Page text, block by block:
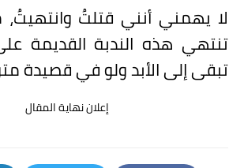
لا يهمني أنني قتلتُ
تنتهي هذه الندبة القديمة
تبقى إلى الأبد ولو في قصيدة
إعلان نهاية المقال